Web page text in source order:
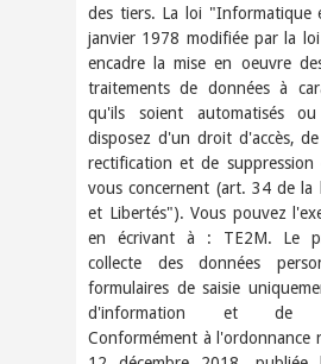
des tiers. La loi "Informatique
janvier 1978 modifiée par la
encadre la mise en oeuvre
traitements de données à
qu'ils soient automatisés
disposez d'un droit d'accès,
rectification et de suppression
vous concernent (art. 34 de
et Libertés"). Vous pouvez
en écrivant à : TE2M. Le
collecte des données
formulaires de saisie
d'information et de
Conformément à l'ordonnance